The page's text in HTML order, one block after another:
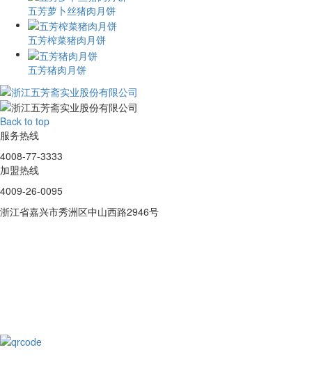
五芳萝卜丝猪肉月饼
五芳榨菜猪肉月饼
五芳猪肉月饼
Back to top
服务热线
4008-77-3333
加盟热线
4009-26-0095
浙江省嘉兴市秀洲区中山西路2946号